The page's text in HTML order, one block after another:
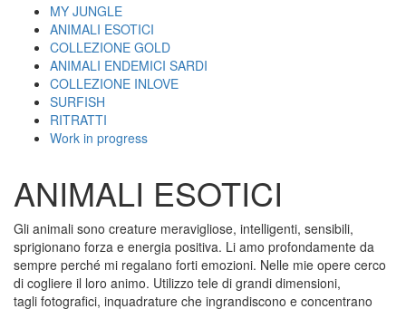
Navigazione
galleria
MY JUNGLE
ANIMALI ESOTICI
COLLEZIONE GOLD
ANIMALI ENDEMICI SARDI
COLLEZIONE INLOVE
SURFISH
RITRATTI
Work in progress
ANIMALI ESOTICI
Gli animali sono creature meravigliose, intelligenti, sensibili,
sprigionano forza e energia positiva. Li amo profondamente da
sempre perché mi regalano forti emozioni. Nelle mie opere cerco
di cogliere il loro animo. Utilizzo tele di grandi dimensioni,
tagli fotografici, inquadrature che ingrandiscono e concentrano